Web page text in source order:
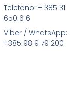
Telefono: + 385 31
650 616
Viber / WhatsApp:
+385 98 9179 200